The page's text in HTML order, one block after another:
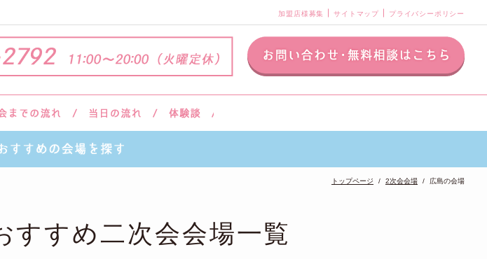
加盟店様募集 サイトマップ プライバシーポリシー
トップページ 2次会会場 広島の会場
すめ二次会会場一覧